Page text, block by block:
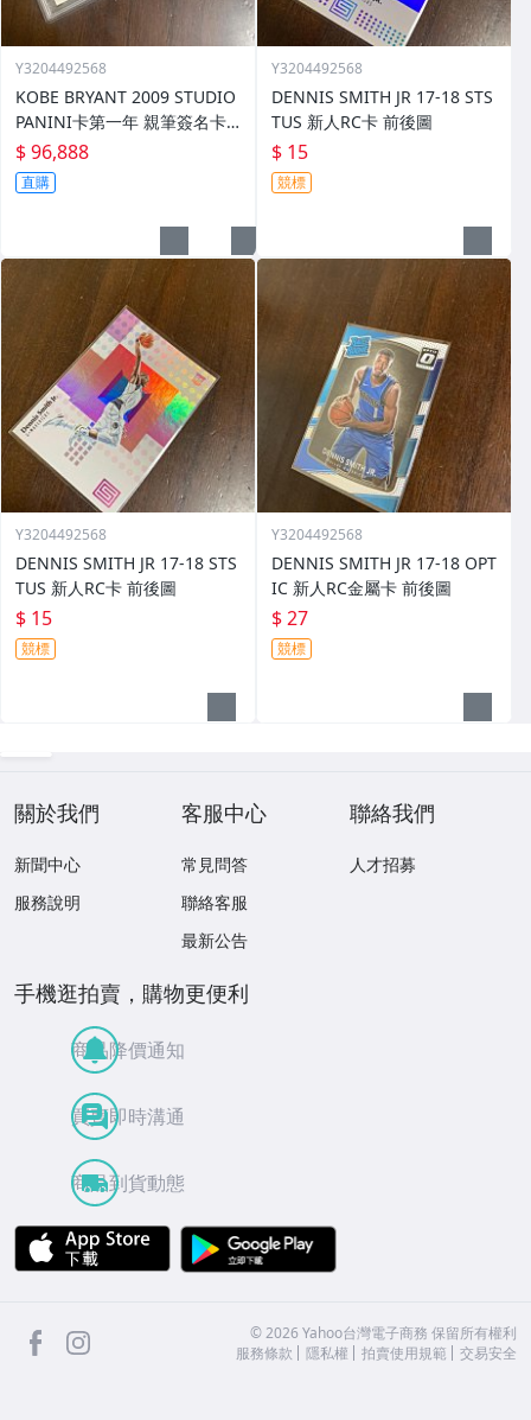
Y3204492568
KOBE BRYANT 2009 STUDIO
PANINI卡第一年 親筆簽名卡
限86/99 PSA/DNA
$ 96,888
直購
Y3204492568
DENNIS SMITH JR 17-18 STS
TUS 新人RC卡 前後圖
$ 15
競標
Y3204492568
DENNIS SMITH JR 17-18 STS
TUS 新人RC卡 前後圖
$ 15
競標
Y3204492568
DENNIS SMITH JR 17-18 OPT
IC 新人RC金屬卡 前後圖
$ 27
競標
關於我們
新聞中心
服務說明
客服中心
常見問答
聯絡客服
最新公告
聯絡我們
人才招募
手機逛拍賣，購物更便利
商品降價通知
買賣即時溝通
商品到貨動態
APP Store
facebook ©2026 Yahoo台灣電子商務 保留所有權利
服務條款
隱私權 拍賣使用規範 交易安全